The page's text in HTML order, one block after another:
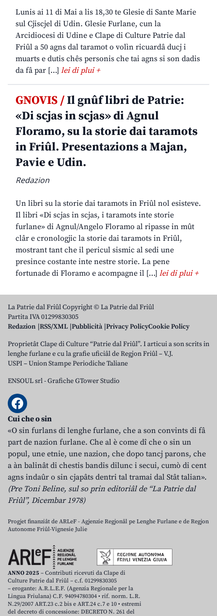
Lunis ai 11 di Mai a lis 18,30 te Glesie di Sante Marie
sul Cjiscjel di Udin. Glesie Furlane, cun la
Arcidiocesi di Udine e Clape di Culture Patrie dal
Friûl a 50 agns dal taramot o volìn ricuardâ ducj i
muarts e dutis chês personis che tai agns si son dadis
da fâ par […] lei di plui +
GNOVIS /Il gnûf libri de Patrie:
«Di scjas in scjas» di Agnul
Floramo, su la storie dai taramots
in Friûl. Presentazions a Majan,
Pavie e Udin.
Redazion
Un libri su la storie dai taramots in Friûl nol esisteve.
Il libri «Di scjas in scjas, i taramots inte storie
furlane» di Agnul/Angelo Floramo al ripasse in mût
clâr e cronologjic la storie dai taramots in Friûl,
mostrant tant che il pericul sismic al sedi une
presince costante inte nestre storie. La pene
fortunade di Floramo e acompagne il […] lei di plui +
La Patrie dal Friûl Copyright © La Patrie dal Friûl
Partita IVA 01299830305
Redazion RSS/XML Pubblicità Privacy PolicyCookie Policy
Proprietât Clape di Culture “Patrie dal Friûl”. I articui a son scrits in
lenghe furlane e cu la grafie uficiâl de Regjon Friûl – V.J.
USPI – Union Stampe Periodiche Taliane
ENSOUL srl-Grafiche GTower Studio
Cui che o sin
«O sin furlans di lenghe furlane, che a son convints di fâ
part de nazion furlane. Che al è come dî che o sin un
popul, une etnie, une nazion, che dopo tancj parons, che
a àn balinât di chestis bandis dilunc i secui, cumò di cent
agns indaûr o sin cjapâts dentri tal tramai dal Stât talian».
(Pre Toni Beline, sul so prin editoriâl de “La Patrie dal
Friûl”, Dicembar 1978)
Progjet finanziât de ARLeF - Agjenzie Regjonâl pe Lenghe Furlane e de Regjon
Autonome Friûl-Vignesie Julie
ANNO 2025 – Contributi ricevuti da Clape di
Culture Patrie dal Friûl – c.f. 01299830305
– erogante: A.R.L.E.F. (Agenzia Regionale per la
Lingua Friulana) C.F. 94094780304 • rif. norm. L.R.
N.29/2007 ART.23 c.2 bis e ART.24 c.7 e 10 • estremi
del decreto di concessione: DECRETO N. 261 del